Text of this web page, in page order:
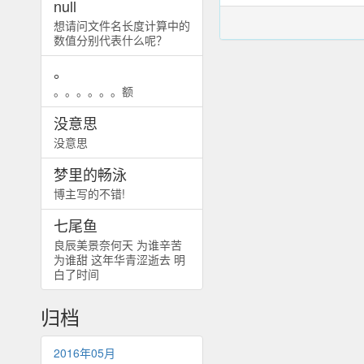
null
想请问文件名长度计算中的
数值分别代表什么呢？
。
。。。。。。额
没意思
没意思
梦里的畅泳
博主写的不错!
七尾鱼
良辰美景奈何天 为谁辛苦
为谁甜 这年华青涩逝去 明
白了时间
归档
2016年05月